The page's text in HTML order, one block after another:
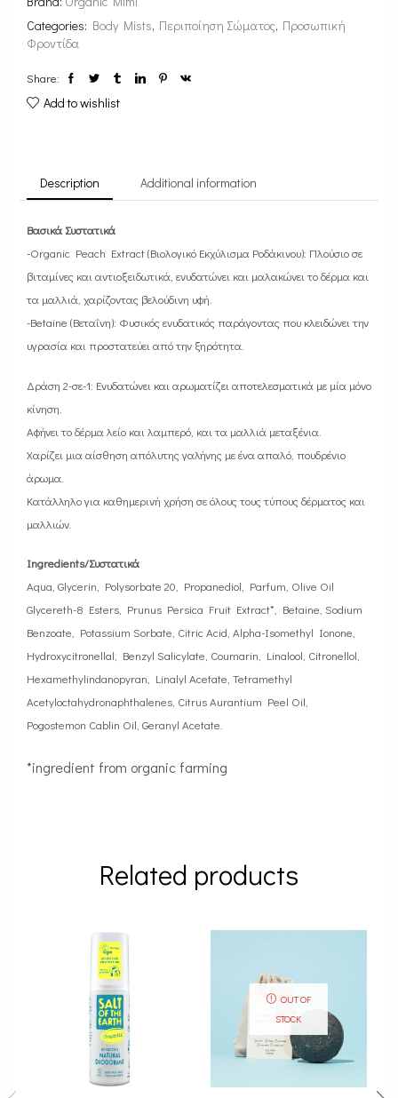
Categories: Body Mists, Περιποίηση Σώματος, Προσωπική
Φροντίδα
Share:
Add to wishlist
Description Additional information
Βασικά Συστατικά
-Organic Peach Extract (Βιολογικό Εκχύλισμα Ροδάκινου): Πλούσιο σε
βιταμίνες και αντιοξειδωτικά, ενυδατώνει και μαλακώνει το δέρμα και
τα μαλλιά, χαρίζοντας βελούδινη υφή.
-Betaine (Βεταΐνη): Φυσικός ενυδατικός παράγοντας που κλειδώνει την
υγρασία και προστατεύει από την ξηρότητα.
Δράση 2-σε-1: Ενυδατώνει και αρωματίζει αποτελεσματικά με μία μόνο
κίνηση.
Αφήνει το δέρμα λείο και λαμπερό, και τα μαλλιά μεταξένια.
Χαρίζει μια αίσθηση απόλυτης γαλήνης με ένα απαλό, πουδρένιο
άρωμα.
Κατάλληλο για καθημερινή χρήση σε όλους τους τύπους δέρματος και
μαλλιών.
Ingredients/Συστατικά
Aqua, Glycerin, Polysorbate 20, Propanediol, Parfum, Olive Oil
Glycereth-8 Esters, Prunus Persica Fruit Extract*, Betaine, Sodium
Benzoate, Potassium Sorbate, Citric Acid, Alpha-Isomethyl Ionone,
Hydroxycitronellal, Benzyl Salicylate, Coumarin, Linalool, Citronellol,
Hexamethylindanopyran, Linalyl Acetate, Tetramethyl
Acetyloctahydronaphthalenes, Citrus Aurantium Peel Oil,
Pogostemon Cablin Oil, Geranyl Acetate.
*ingredient from organic farming
Related products
OUT OF
STOCK